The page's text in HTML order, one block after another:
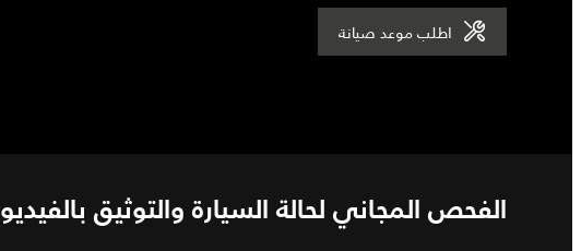
اطلب موعد صيانة
الفحص المجاني لحالة السيارة والتوثيق بالفيديو